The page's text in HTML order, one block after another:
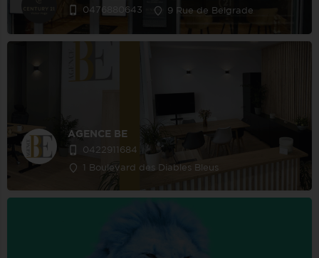
0476880643 9 Rue de Belgrade
AGENCE BE
0422911684
1 Boulevard des Diables Bleus